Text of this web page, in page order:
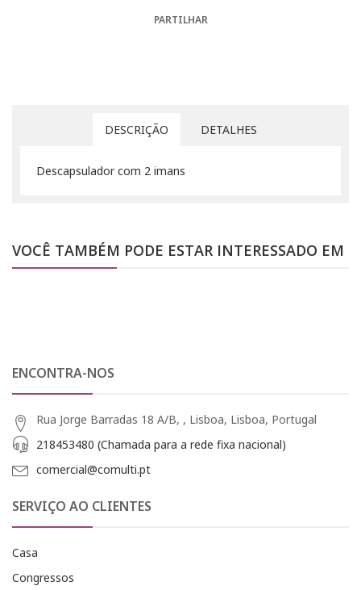
PARTILHAR
DESCRIÇÃO DETALHES
Descapsulador com 2 imans
VOCÊ TAMBÉM PODE ESTAR INTERESSADO EM
ENCONTRA-NOS
Rua Jorge Barradas 18 A/B, , Lisboa, Lisboa, Portugal
218453480 (Chamada para a rede fixa nacional)
comercial@comulti.pt
SERVIÇO AO CLIENTES
Casa
Congressos